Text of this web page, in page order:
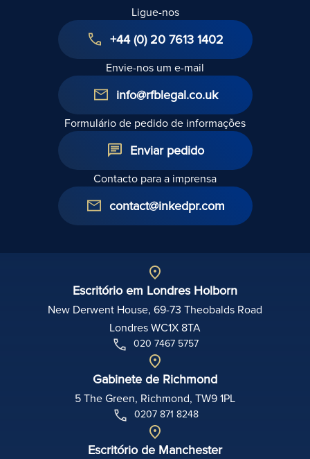
Ligue-nos
+44 (0) 20 7613 1402
Envie-nos um e-mail
info@rfblegal.co.uk
Formulário de pedido de informações
Enviar pedido
Contacto para a imprensa
contact@inkedpr.com
Escritório em Londres Holborn
New Derwent House, 69-73 Theobalds Road
Londres WC1X 8TA
020 7467 5757
Gabinete de Richmond
5 The Green, Richmond, TW9 1PL
0207 871 8248
Escritório de Manchester